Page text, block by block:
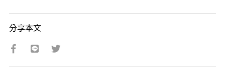
分享本文